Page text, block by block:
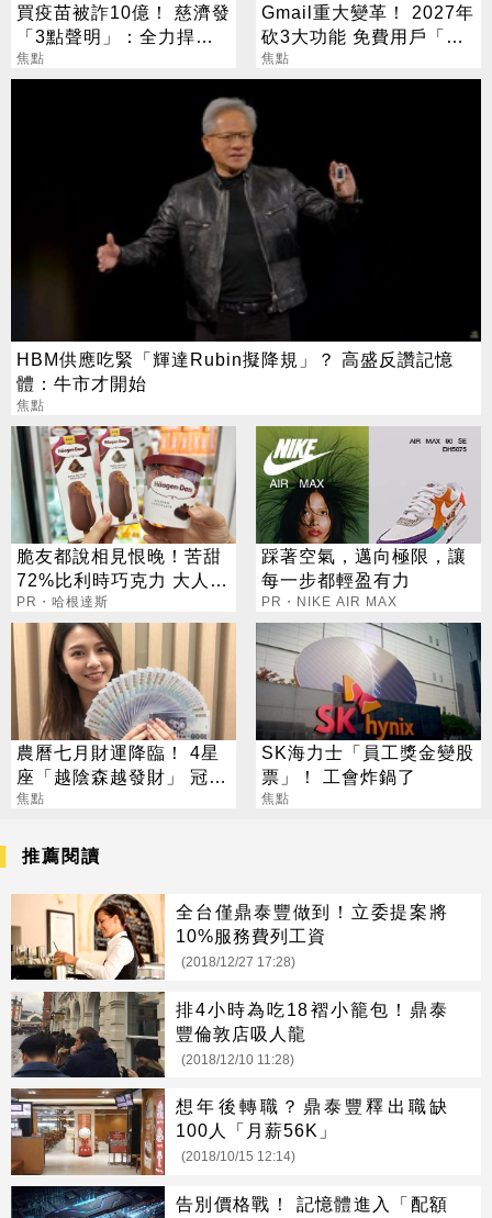
買疫苗被詐10億！ 慈濟發
「3點聲明」：全力捍衛
捐款人權益
焦點
Gmail重大變革！ 2027年
砍3大功能 免費用戶「這
好康」不能用了
焦點
HBM供應吃緊「輝達Rubin擬降規」？ 高盛反讚記憶
體：牛市才開始
焦點
脆友都說相見恨晚！苦甜
72%比利時巧克力 大人味
爆紅！
PR・哈根達斯
踩著空氣，邁向極限，讓
每一步都輕盈有力
PR・NIKE AIR MAX
農曆七月財運降臨！ 4星
座「越陰森越發財」 冠軍
賺到翻
焦點
SK海力士「員工獎金變股
票」！ 工會炸鍋了
焦點
推薦閱讀
全台僅鼎泰豐做到！立委提案將
10%服務費列工資
(2018/12/27 17:28)
排4小時為吃18褶小籠包！鼎泰
豐倫敦店吸人龍
(2018/12/10 11:28)
想年後轉職？鼎泰豐釋出職缺
100人「月薪56K」
(2018/10/15 12:14)
告別價格戰！ 記憶體進入「配額